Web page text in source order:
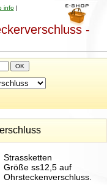
info|
-
Strassketten
Größe ss12,5 auf
Ohrsteckenverschluss.